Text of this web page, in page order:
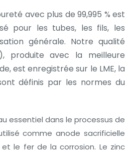
avec plus de 99,995 % est
pour les tubes, les fils, les
générale. Notre qualité
produite avec la meilleure
est enregistrée sur le LME, la
définis par les normes du
essentiel dans le processus de
comme anode sacrificielle
le fer de la corrosion. Le zinc